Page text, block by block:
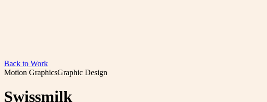
Back to Work
Motion GraphicsGraphic Design
Swissmilk